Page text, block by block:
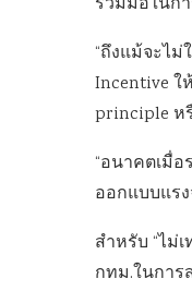
ร่วมมือในก
“ถึงแม้จะไ
Incentive ใ
principle ห
“อนาคตเมื่
ออกแบบแร
สำหรับ “ไม่
กทม.ในการ